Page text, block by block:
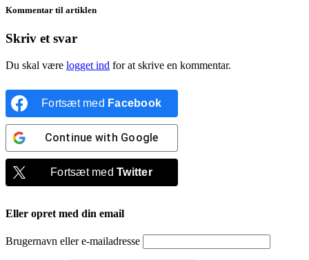
Kommentar til artiklen
Skriv et svar
Du skal være logget ind for at skrive en kommentar.
Fortsæt med Facebook
Continue with Google
Fortsæt medTwitter
Eller opret med din email
Brugernavn eller e-mailadresse